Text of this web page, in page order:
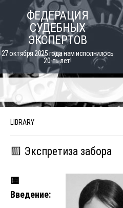
content
ФЕДЕРАЦИЯ
СУДЕБНЫХ
ЭКСПЕРТОВ
27 октября 2025 года нам исполнилось
20-ть лет!
LIBRARY
🟨 Экспретиза забора
🟨
Введение: